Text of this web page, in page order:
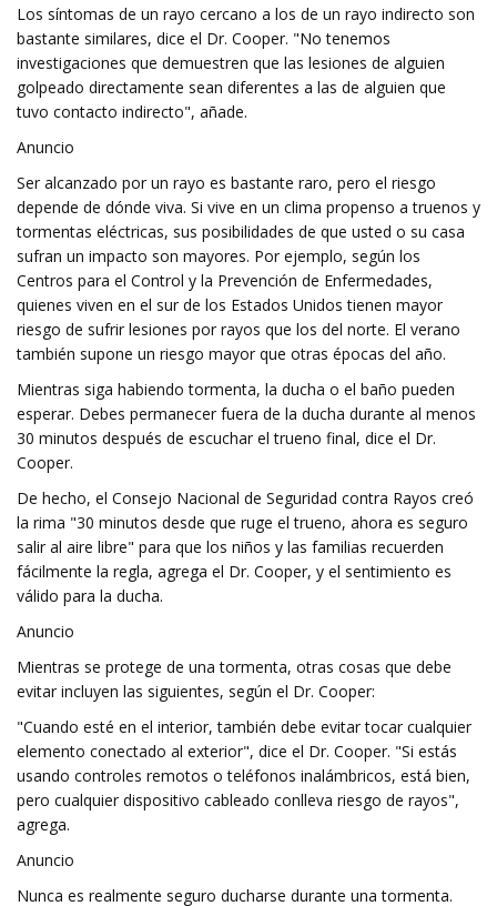
Los síntomas de un rayo cercano a los de un rayo indirecto son
bastante similares, dice el Dr. Cooper. "No tenemos
investigaciones que demuestren que las lesiones de alguien
golpeado directamente sean diferentes a las de alguien que
tuvo contacto indirecto", añade.
Anuncio
Ser alcanzado por un rayo es bastante raro, pero el riesgo
depende de dónde viva. Si vive en un clima propenso a truenos y
tormentas eléctricas, sus posibilidades de que usted o su casa
sufran un impacto son mayores. Por ejemplo, según los
Centros para el Control y la Prevención de Enfermedades,
quienes viven en el sur de los Estados Unidos tienen mayor
riesgo de sufrir lesiones por rayos que los del norte. El verano
también supone un riesgo mayor que otras épocas del año.
Mientras siga habiendo tormenta, la ducha o el baño pueden
esperar. Debes permanecer fuera de la ducha durante al menos
30 minutos después de escuchar el trueno final, dice el Dr.
Cooper.
De hecho, el Consejo Nacional de Seguridad contra Rayos creó
la rima "30 minutos desde que ruge el trueno, ahora es seguro
salir al aire libre" para que los niños y las familias recuerden
fácilmente la regla, agrega el Dr. Cooper, y el sentimiento es
válido para la ducha.
Anuncio
Mientras se protege de una tormenta, otras cosas que debe
evitar incluyen las siguientes, según el Dr. Cooper:
"Cuando esté en el interior, también debe evitar tocar cualquier
elemento conectado al exterior", dice el Dr. Cooper. "Si estás
usando controles remotos o teléfonos inalámbricos, está bien,
pero cualquier dispositivo cableado conlleva riesgo de rayos",
agrega.
Anuncio
Nunca es realmente seguro ducharse durante una tormenta.